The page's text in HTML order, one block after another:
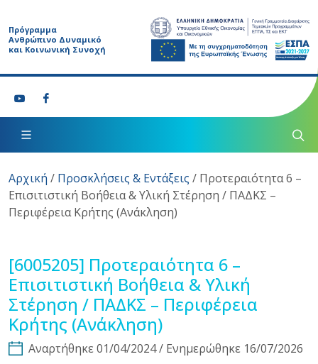
Πρόγραμμα
Ανθρώπινο Δυναμικό
και Κοινωνική Συνοχή
Αρχική / Προσκλήσεις & Εντάξεις / Προτεραιότητα 6 –
Επισιτιστική Βοήθεια & Υλική Στέρηση / ΠΑΔΚΣ –
Περιφέρεια Κρήτης (Ανάκληση)
[6005205] Προτεραιότητα 6 –
Επισιτιστική Βοήθεια & Υλική
Στέρηση / ΠΑΔΚΣ – Περιφέρεια
Κρήτης (Ανάκληση)
Αναρτήθηκε 01/04/2024 / Ενημερώθηκε 16/07/2026